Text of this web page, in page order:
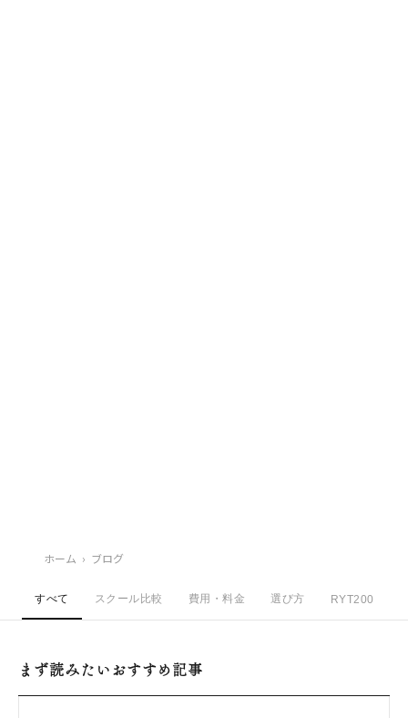
ホーム › ブログ
すべて スクール比較 費用・料金 選び方 RYT200
まず読みたいおすすめ記事